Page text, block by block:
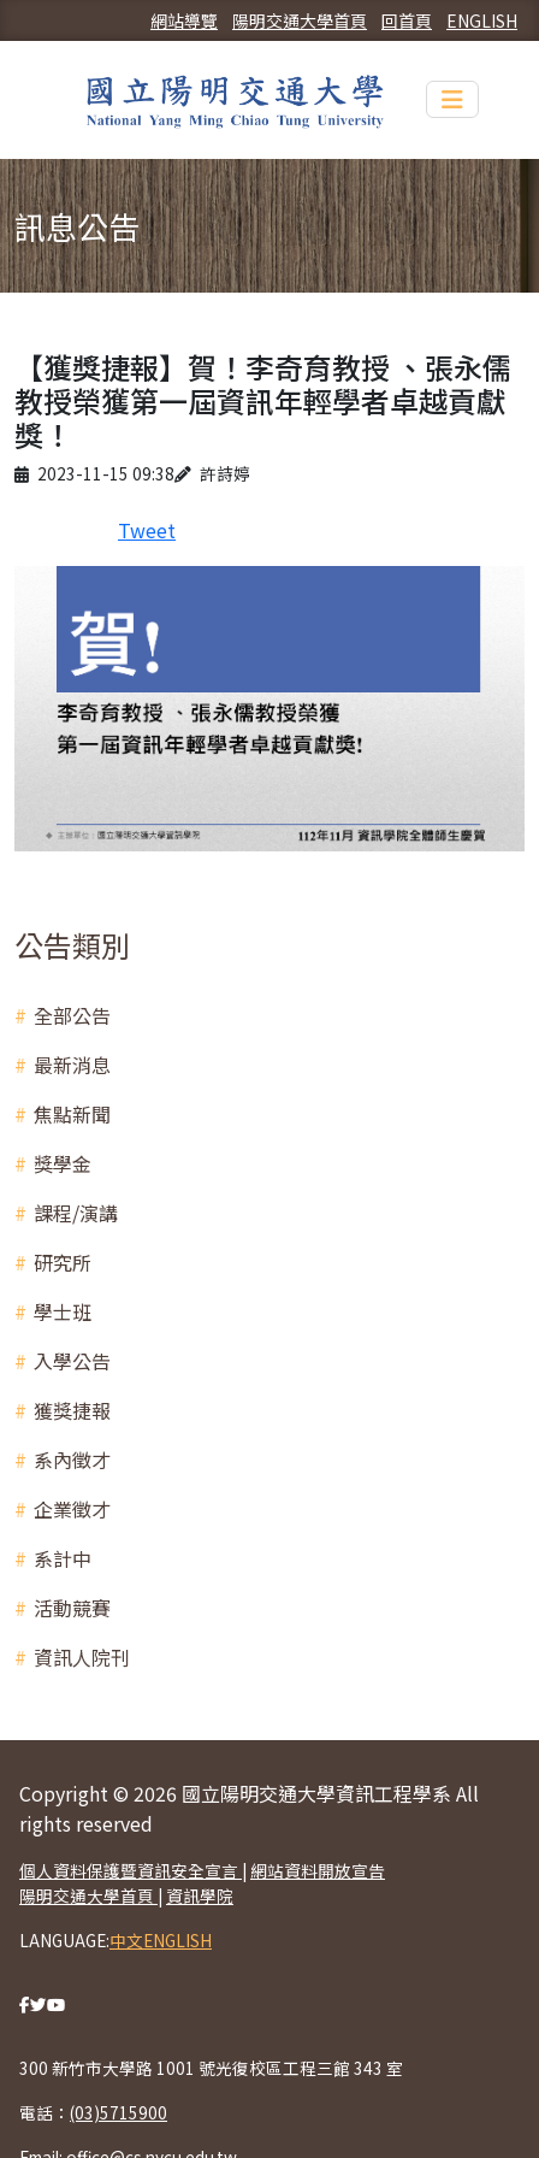
ENGLISH
回首頁
陽明交通大學首頁
網站導覽
Toggle
訊息公告
【獲獎捷報】賀！李奇育教授 、張永儒
教授榮獲第一屆資訊年輕學者卓越貢獻
獎！
Published on
2023-11-15 09:38
Author 許詩婷
Tweet
公告類別
全部公告
最新消息
焦點新聞
獎學金
課程/演講
研究所
學士班
入學公告
獲獎捷報
系內徵才
企業徵才
系計中
活動競賽
資訊人院刊
Copyright © 2026 國立陽明交通大學資訊工程學系 All
rights reserved
個人資料保護暨資訊安全宣言 | 網站資料開放宣告
陽明交通大學首頁 | 資訊學院
LANGUAGE:中文ENGLISH
300 新竹市大學路 1001 號光復校區工程三館 343 室
電話： (03)5715900